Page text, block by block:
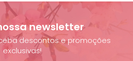
newsletter
descontos e promoções
exclusivas!